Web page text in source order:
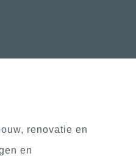
renovatie en
en